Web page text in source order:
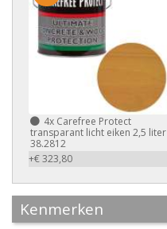
4x Carefree Protect
transparant licht eiken 2,5 liter
38.2812
+€ 323,80
Kenmerken